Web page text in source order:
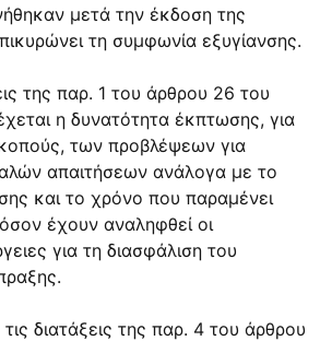
μετά την έκδοση της
τη συμφωνία εξυγίανσης.
της παρ. 1 του άρθρου 26 του
η δυνατότητα έκπτωσης, για
των προβλέψεων για
απαιτήσεων ανάλογα με το
και το χρόνο που παραμένει
έχουν αναληφθεί οι
για τη διασφάλιση του
διατάξεις της παρ. 4 του άρθρου